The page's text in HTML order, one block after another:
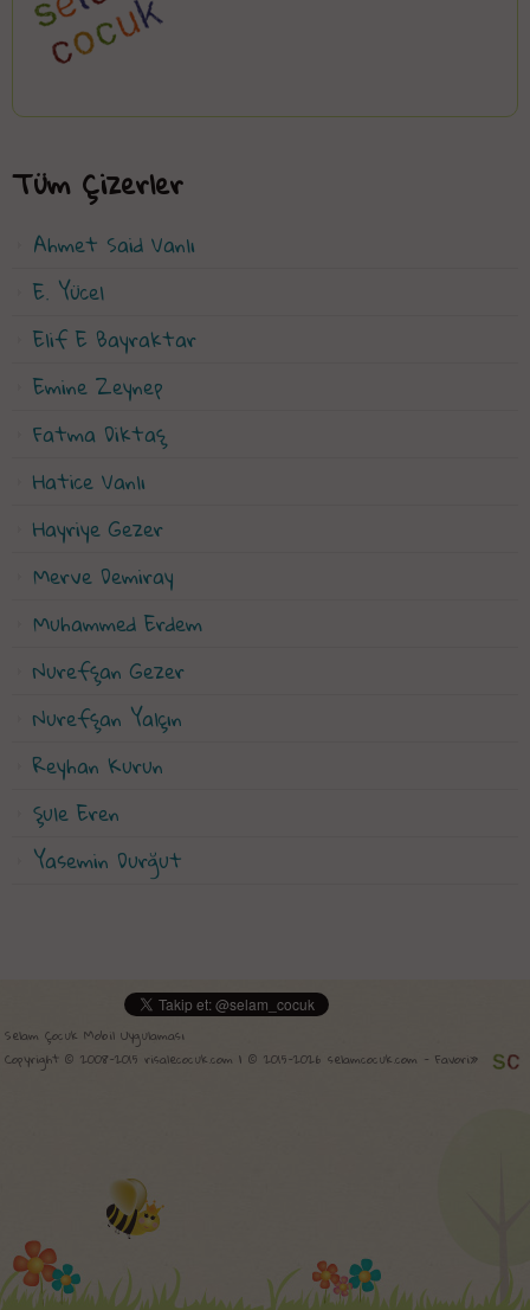
Tüm Çizerler
Ahmet Said Vanlı
E. Yücel
Elif E Bayraktar
Emine Zeynep
Fatma Diktaş
Hatice Vanlı
Hayriye Gezer
Merve Demiray
Muhammed Erdem
Nurefşan Gezer
Nurefşan Yalçın
Reyhan Kurun
Şule Eren
Yasemin Durğut
Selam Çocuk Mobil Uygulaması
Copyright © 2008-2015 risalecocuk.com | © 2015-2026 selamcocuk.com - Favori»